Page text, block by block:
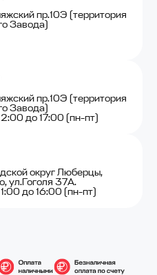
пр.10Э (территория
Завода)
пр.10Э (территория
Завода)
до 17:00 (пн-пт)
округ Люберцы,
ул.Гоголя 37А.
до 16:00 (пн-пт)